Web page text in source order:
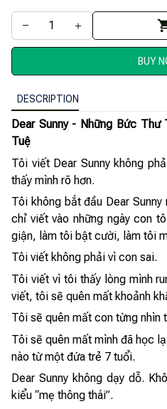
BUY
DESCRIPTION
Dear Sunny - Những Bức
Tuệ
Tôi viết Dear Sunny không
thấy mình rõ hơn.
Tôi không bắt đầu Dear
chỉ viết vào những ngày con
giận, làm tôi bật cười, làm tôi
Tôi viết không phải vì con sai.
Tôi viết vì tôi thấy lòng mình
viết, tôi sẽ quên mất khoảnh
Tôi sẽ quên mất con từng nhìn
Tôi sẽ quên mất mình đã học
nào từ một đứa trẻ 7 tuổi.
Dear Sunny không dạy dỗ.
kiểu “mẹ thông thái”.